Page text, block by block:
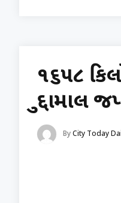
૧૬૫૮
મુદ્દામાલ
ByCity Today